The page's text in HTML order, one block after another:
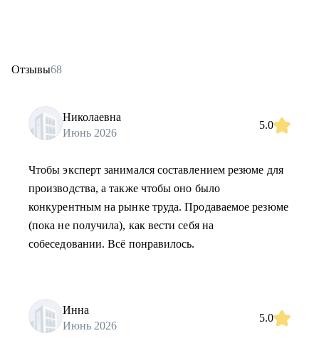
Отзывы68
Николаевна
Июнь 2026
5.0
Чтобы эксперт занимался составлением резюме для
производства, а также чтобы оно было
конкурентным на рынке труда. Продаваемое резюме
(пока не получила), как вести себя на
собеседовании. Всё понравилось.
Инна
Июнь 2026
5.0